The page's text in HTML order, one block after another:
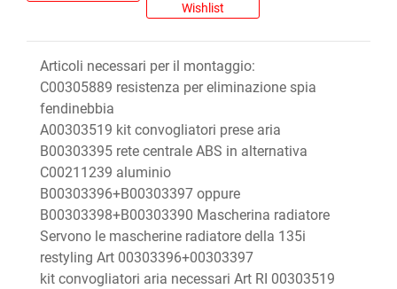
Wishlist
Articoli necessari per il montaggio:
C00305889 resistenza per eliminazione spia
fendinebbia
A00303519 kit convogliatori prese aria
B00303395 rete centrale ABS in alternativa
C00211239 aluminio
B00303396+B00303397 oppure
B00303398+B00303390 Mascherina radiatore
Servono le mascherine radiatore della 135i
restyling Art 00303396+00303397
kit convogliatori aria necessari Art RI 00303519